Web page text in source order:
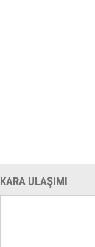
KARA ULAŞIMI